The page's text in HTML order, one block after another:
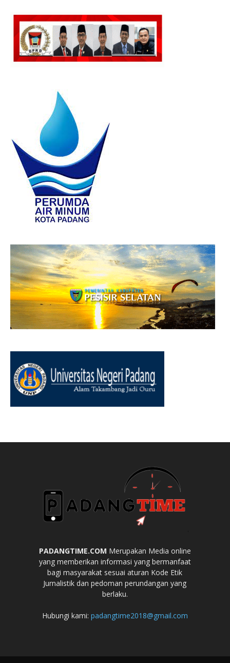
PADANGTIME.COM Merupakan Media online
yang memberikan informasi yang bermanfaat
bagi masyarakat sesuai aturan Kode Etik
Jurnalistik dan pedoman perundangan yang
berlaku.
Hubungi kami: padangtime2018@gmail.com